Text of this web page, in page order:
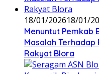
18/01/202618/01/
‎Menuntut Pemkab
Masalah Terhadap
Rakyat Blora